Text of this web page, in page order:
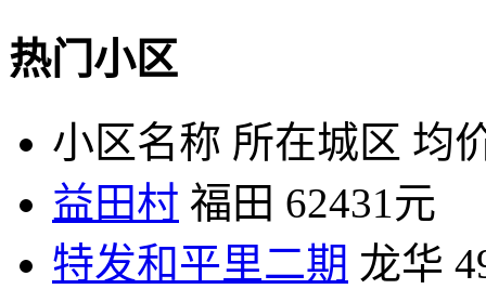
热门小区
小区名称 所在城区 均
益田村 福田 62431元
特发和平里二期 龙华